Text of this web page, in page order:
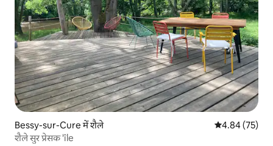
Bessy-sur-Cure में शैले औसत रेटिंग 5 में
4.84 (75)
शैले सुर प्रेसक 'île